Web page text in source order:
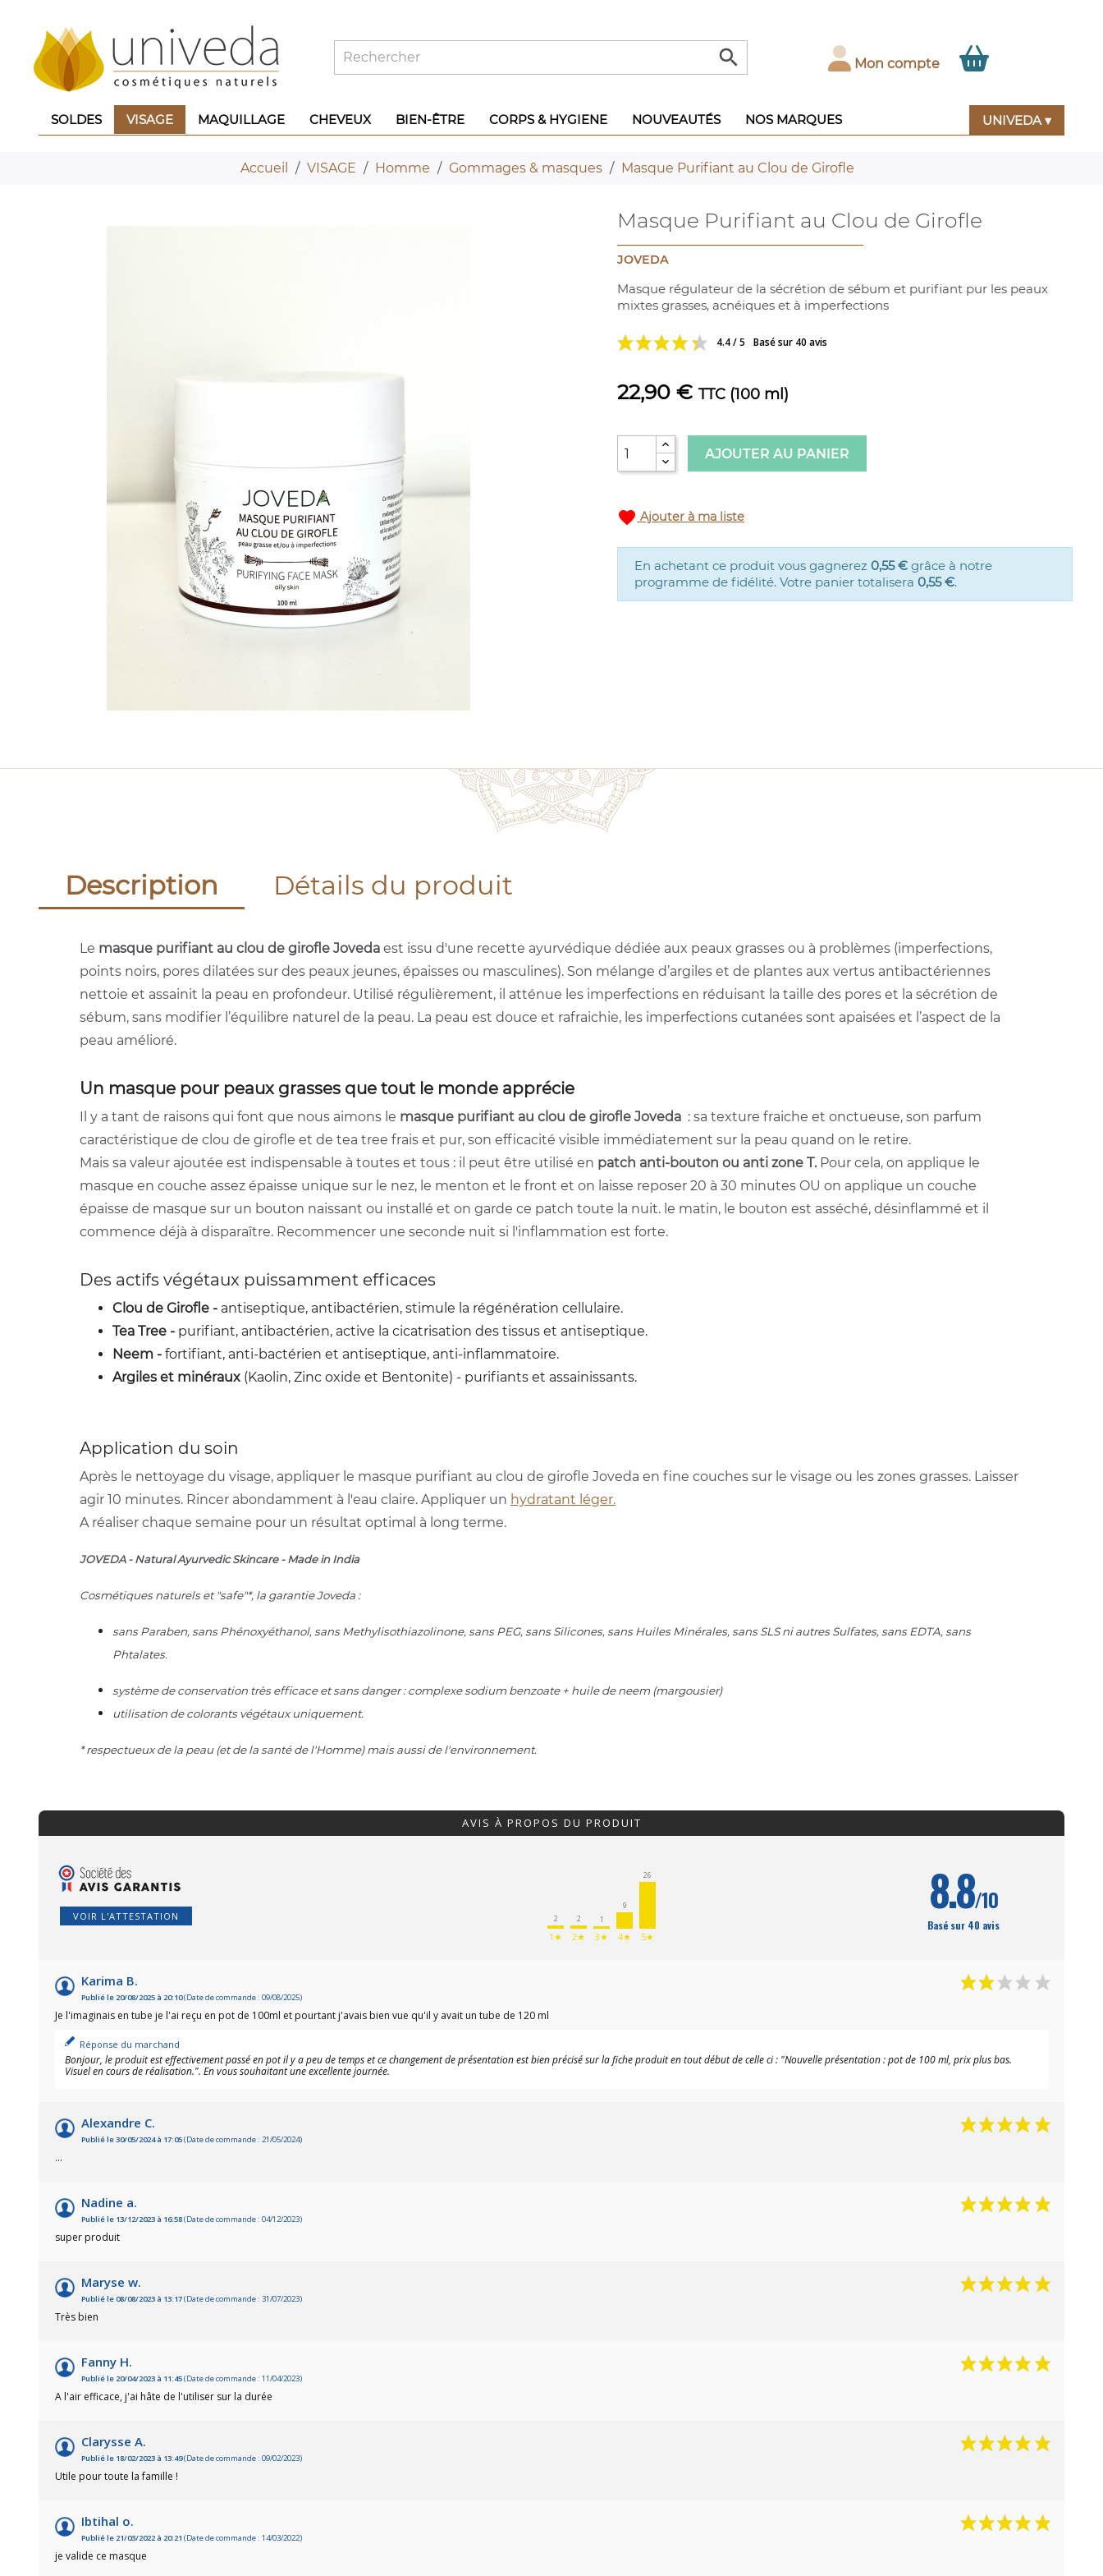
 Mon compte
SOLDES VISAGE MAQUILLAGE CHEVEUX BIEN-ÊTRE CORPS & HYGIENE NOUVEAUTÉS NOS MARQUES UNIVEDA ▾
Accueil VISAGE Homme Gommages & masques Masque Purifiant au Clou de Girofle
Masque Purifiant au Clou de Girofle
JOVEDA
Masque régulateur de la sécrétion de sébum et purifiant pur les peaux
mixtes grasses, acnéiques et à imperfections
4.4 / 5 Basé sur 40 avis
22,90 € TTC (100 ml)
AJOUTER AU PANIER
favorite Ajouter à ma liste
En achetant ce produit vous gagnerez 0,55 € grâce à notre
programme de fidélité. Votre panier totalisera 0,55 €.
Description Détails du produit
Le masque purifiant au clou de girofle Joveda est issu d'une recette ayurvédique dédiée aux peaux grasses ou à problèmes (imperfections,
points noirs, pores dilatées sur des peaux jeunes, épaisses ou masculines). Son mélange d’argiles et de plantes aux vertus antibactériennes
nettoie et assainit la peau en profondeur. Utilisé régulièrement, il atténue les imperfections en réduisant la taille des pores et la sécrétion de
sébum, sans modifier l’équilibre naturel de la peau. La peau est douce et rafraichie, les imperfections cutanées sont apaisées et l’aspect de la
peau amélioré.
Un masque pour peaux grasses que tout le monde apprécie
Il y a tant de raisons qui font que nous aimons le masque purifiant au clou de girofle Joveda : sa texture fraiche et onctueuse, son parfum
caractéristique de clou de girofle et de tea tree frais et pur, son efficacité visible immédiatement sur la peau quand on le retire.
Mais sa valeur ajoutée est indispensable à toutes et tous : il peut être utilisé en patch anti-bouton ou anti zone T.Pour cela, on applique le
masque en couche assez épaisse unique sur le nez, le menton et le front et on laisse reposer 20 à 30 minutes OU on applique un couche
épaisse de masque sur un bouton naissant ou installé et on garde ce patch toute la nuit. le matin, le bouton est asséché, désinflammé et il
commence déjà à disparaître. Recommencer une seconde nuit si l'inflammation est forte.
Des actifs végétaux puissamment efficaces
Clou de Girofle - antiseptique, antibactérien, stimule la régénération cellulaire.
Tea Tree - purifiant, antibactérien, active la cicatrisation des tissus et antiseptique.
Neem - fortifiant, anti-bactérien et antiseptique, anti-inflammatoire.
Argiles et minéraux (Kaolin, Zinc oxide et Bentonite) - purifiants et assainissants.
Application du soin
Après le nettoyage du visage, appliquer le masque purifiant au clou de girofle Joveda en fine couches sur le visage ou les zones grasses. Laisser
agir 10 minutes. Rincer abondamment à l'eau claire. Appliquer un hydratant léger.
A réaliser chaque semaine pour un résultat optimal à long terme.
JOVEDA - Natural Ayurvedic Skincare - Made in India
Cosmétiques naturels et "safe"*, la garantie Joveda :
sans Paraben, sans Phénoxyéthanol, sans Methylisothiazolinone, sans PEG, sans Silicones, sans Huiles Minérales, sans SLS ni autres Sulfates, sans EDTA, sans
Phtalates.
système de conservation très efficace et sans danger : complexe sodium benzoate + huile de neem (margousier)
utilisation de colorants végétaux uniquement.
* respectueux de la peau (et de la santé de l'Homme) mais aussi de l'environnement.
AVIS À PROPOS DU PRODUIT
VOIR L'ATTESTATION 2
1★
2
2★
1
3★
9
4★
26
5★
8.8/10
Basé sur 40 avis
Karima B.
Publié le 20/08/2025 à 20:10(Date de commande : 09/08/2025)
Je l'imaginais en tube je l'ai reçu en pot de 100ml et pourtant j'avais bien vue qu'il y avait un tube de 120 ml
Réponse du marchand
Bonjour, le produit est effectivement passé en pot il y a peu de temps et ce changement de présentation est bien précisé sur la fiche produit en tout début de celle ci : "Nouvelle présentation : pot de 100 ml, prix plus bas.
Visuel en cours de réalisation.". En vous souhaitant une excellente journée.
Alexandre C.
Publié le 30/05/2024 à 17:05(Date de commande : 21/05/2024)
...
Nadine a.
Publié le 13/12/2023 à 16:58(Date de commande : 04/12/2023)
super produit
Maryse w.
Publié le 08/08/2023 à 13:17(Date de commande : 31/07/2023)
Très bien
Fanny H.
Publié le 20/04/2023 à 11:45(Date de commande : 11/04/2023)
A l'air efficace, j'ai hâte de l'utiliser sur la durée
Clarysse A.
Publié le 18/02/2023 à 13:49(Date de commande : 09/02/2023)
Utile pour toute la famille !
Ibtihal o.
Publié le 21/03/2022 à 20:21 (Date de commande : 14/03/2022)
je valide ce masque